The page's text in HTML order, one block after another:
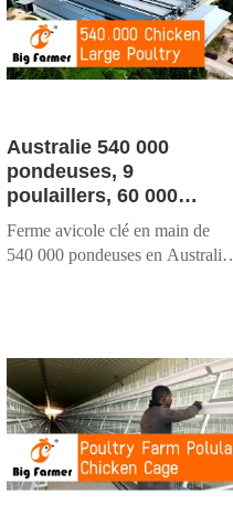
Australie 540 000
pondeuses, 9
poulaillers, 60 000
pondeuses par
poulailler, système de
cages en batterie
Ferme avicole clé en main de
540 000 pondeuses en Australie,
et assistance locale.